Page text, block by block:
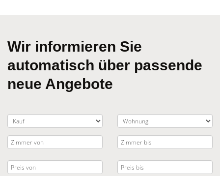
Wir informieren Sie
automatisch über passende
neue Angebote